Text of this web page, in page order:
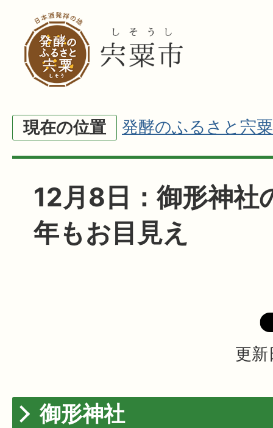
現在の位置 発酵のふるさと宍粟
12月8日：御形神社
年もお目見え
更
御形神社